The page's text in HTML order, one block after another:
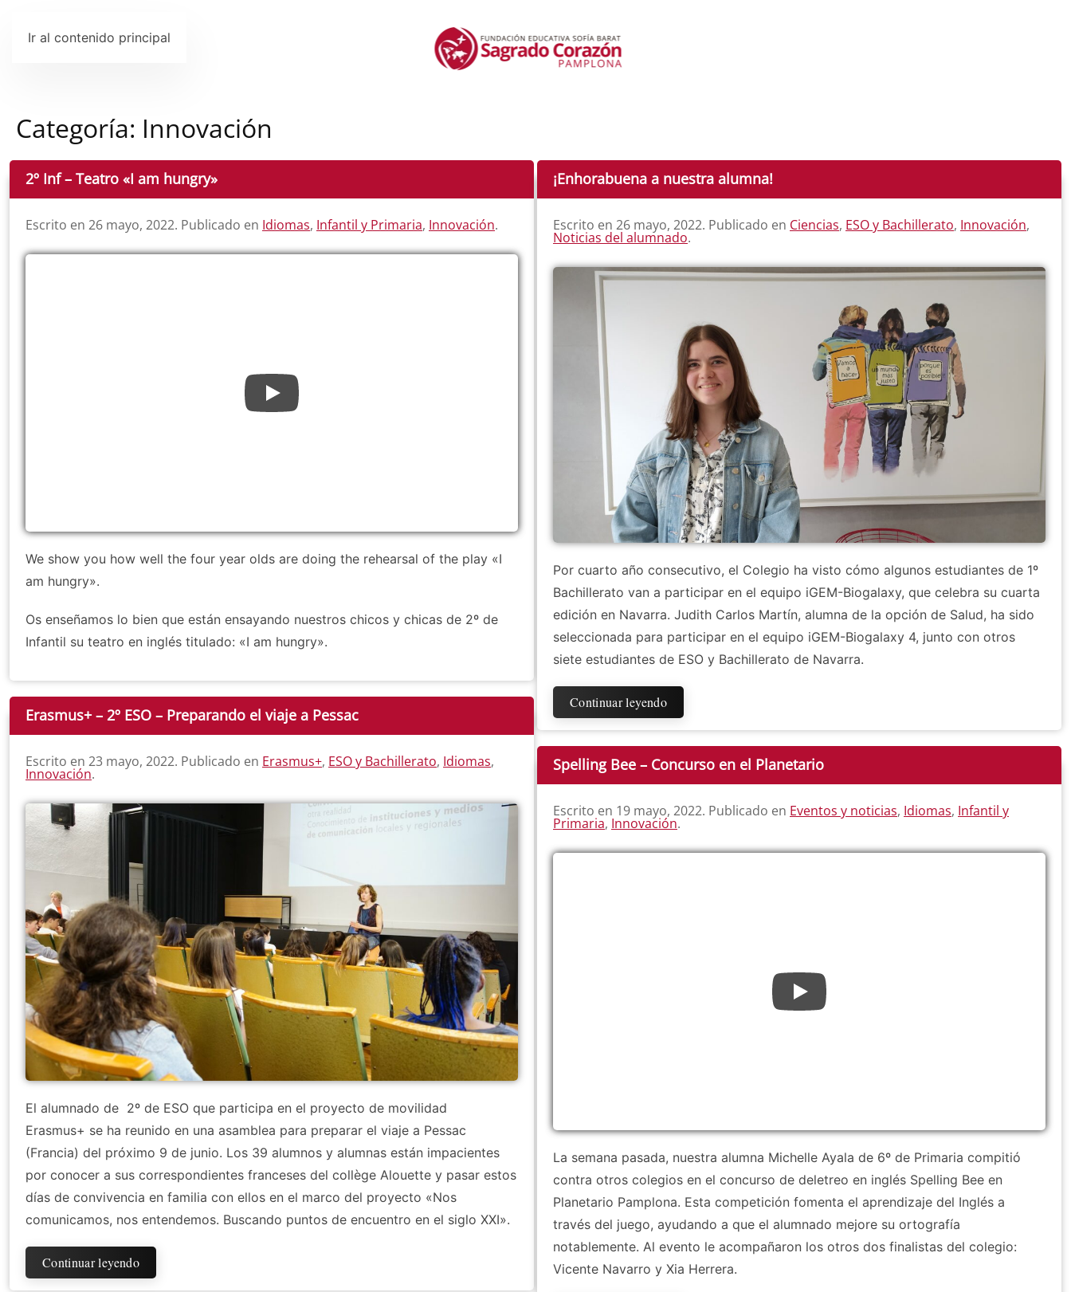
Ir al contenido principal
Categoría: Innovación
2º Inf – Teatro «I am hungry»
Escrito en 26 mayo, 2022. Publicado en Idiomas, Infantil y Primaria, Innovación.
We show you how well the four year olds are doing the rehearsal of the play «I
am hungry».
Os enseñamos lo bien que están ensayando nuestros chicos y chicas de 2º de
Infantil su teatro en inglés titulado: «I am hungry».
¡Enhorabuena a nuestra alumna!
Escrito en 26 mayo, 2022. Publicado en Ciencias, ESO y Bachillerato, Innovación,
Noticias del alumnado.
Por cuarto año consecutivo, el Colegio ha visto cómo algunos estudiantes de 1º
Bachillerato van a participar en el equipo iGEM-Biogalaxy, que celebra su cuarta
edición en Navarra. Judith Carlos Martín, alumna de la opción de Salud, ha sido
seleccionada para participar en el equipo iGEM-Biogalaxy 4, junto con otros
siete estudiantes de ESO y Bachillerato de Navarra.
Continuar leyendo
Erasmus+ – 2º ESO – Preparando el viaje a Pessac
Escrito en 23 mayo, 2022. Publicado en Erasmus+, ESO y Bachillerato, Idiomas,
Innovación.
El alumnado de 2º de ESO que participa en el proyecto de movilidad
Erasmus+ se ha reunido en una asamblea para preparar el viaje a Pessac
(Francia) del próximo 9 de junio. Los 39 alumnos y alumnas están impacientes
por conocer a sus correspondientes franceses del collège Alouette y pasar estos
días de convivencia en familia con ellos en el marco del proyecto «Nos
comunicamos, nos entendemos. Buscando puntos de encuentro en el siglo XXI».
Continuar leyendo
Spelling Bee – Concurso en el Planetario
Escrito en 19 mayo, 2022. Publicado en Eventos y noticias, Idiomas, Infantil y
Primaria, Innovación.
La semana pasada, nuestra alumna Michelle Ayala de 6º de Primaria compitió
contra otros colegios en el concurso de deletreo en inglés Spelling Bee en
Planetario Pamplona. Esta competición fomenta el aprendizaje del Inglés a
través del juego, ayudando a que el alumnado mejore su ortografía
notablemente. Al evento le acompañaron los otros dos finalistas del colegio:
Vicente Navarro y Xia Herrera.